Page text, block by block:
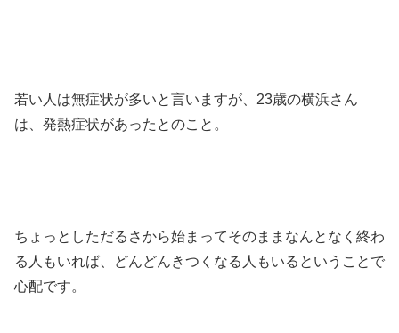
若い人は無症状が多いと言いますが、23歳の横浜さん
は、発熱症状があったとのこと。
ちょっとしただるさから始まってそのままなんとなく終わ
る人もいれば、どんどんきつくなる人もいるということで
心配です。